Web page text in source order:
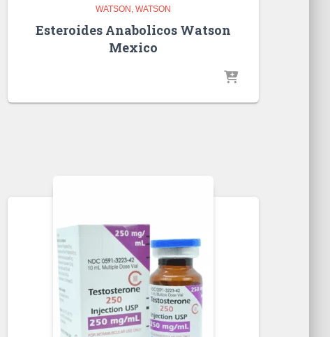
WATSON WATSON
Esteroides Anabolicos Watson
Mexico